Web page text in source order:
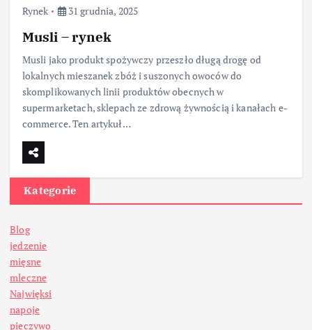
Rynek 31 grudnia, 2025
Musli – rynek
Musli jako produkt spożywczy przeszło długą drogę od
lokalnych mieszanek zbóż i suszonych owoców do
skomplikowanych linii produktów obecnych w
supermarketach, sklepach ze zdrową żywnością i kanałach e-
commerce. Ten artykuł…
Kategorie
Blog
jedzenie
mięsne
mleczne
Najwięksi
napoje
pieczywo